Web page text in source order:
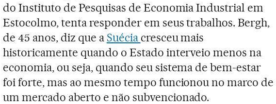
do Instituto de Pesquisas de Economia Industrial em
Estocolmo, tenta responder em seus trabalhos. Bergh,
de 45 anos, diz que a Suécia cresceu mais
historicamente quando o Estado interveio menos na
economia, ou seja, quando seu sistema de bem-estar
foi forte, mas ao mesmo tempo funcionou no marco de
um mercado aberto e não subvencionado.